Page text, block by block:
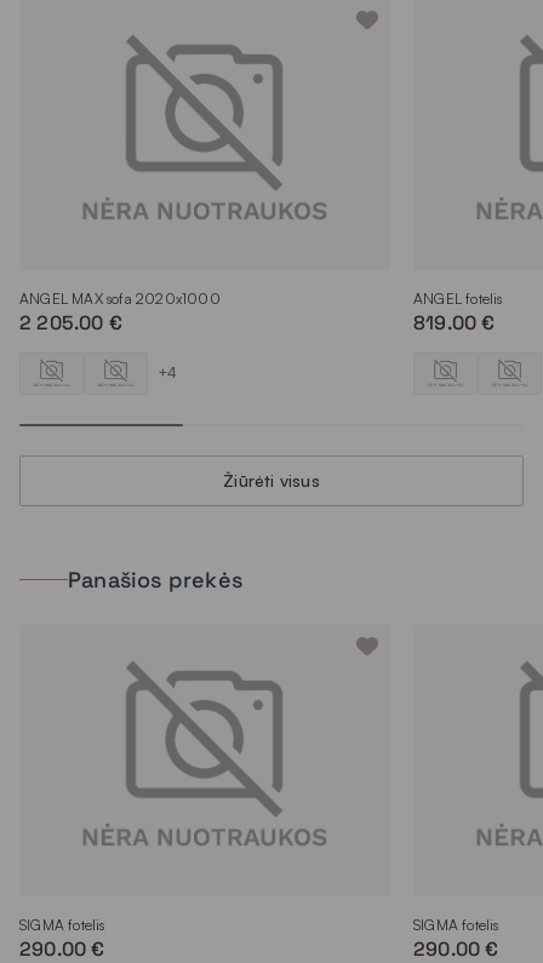
ANGEL MAX sofa 2020x1000
2 205.00 €
+4
ANGEL fotelis
819.00 €
Žiūrėti visus
Panašios prekės
SIGMA fotelis
290.00 €
SIGMA fotelis
290.00 €